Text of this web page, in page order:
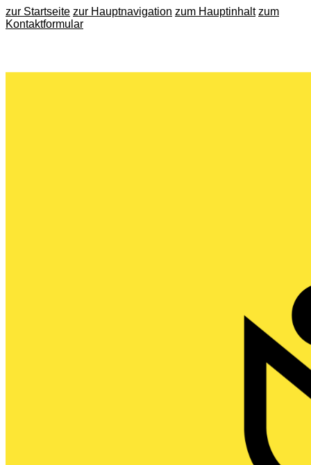
zur Startseite zur Hauptnavigation zum Hauptinhalt zum
Kontaktformular